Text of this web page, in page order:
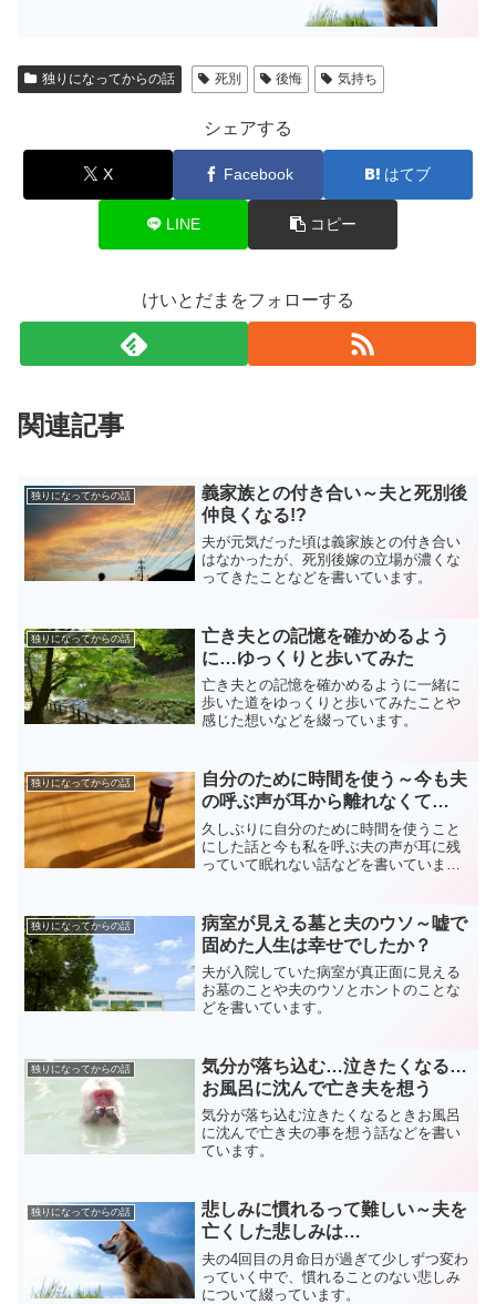
独りになってからの話 死別 後悔 気持ち
シェアする
X Facebook はてブ
LINE コピー
けいとだまをフォローする
関連記事
独りになってからの話
義家族との付き合い～夫と死別後
仲良くなる!?
夫が元気だった頃は義家族との付き合い
はなかったが、死別後嫁の立場が濃くな
ってきたことなどを書いています。
独りになってからの話
亡き夫との記憶を確かめるよう
に…ゆっくりと歩いてみた
亡き夫との記憶を確かめるように一緒に
歩いた道をゆっくりと歩いてみたことや
感じた想いなどを綴っています。
独りになってからの話
自分のために時間を使う～今も夫
の呼ぶ声が耳から離れなくて…
久しぶりに自分のために時間を使うこと
にした話と今も私を呼ぶ夫の声が耳に残
っていて眠れない話などを書いていま
独りになってからの話
病室が見える墓と夫のウソ～嘘で
固めた人生は幸せでしたか？
夫が入院していた病室が真正面に見える
お墓のことや夫のウソとホントのことな
どを書いています。
独りになってからの話
気分が落ち込む…泣きたくなる…
お風呂に沈んで亡き夫を想う
気分が落ち込む泣きたくなるときお風呂
に沈んで亡き夫の事を想う話などを書い
ています。
独りになってからの話
悲しみに慣れるって難しい～夫を
亡くした悲しみは…
夫の4回目の月命日が過ぎて少しずつ変わ
っていく中で、慣れることのない悲しみ
について綴っています。